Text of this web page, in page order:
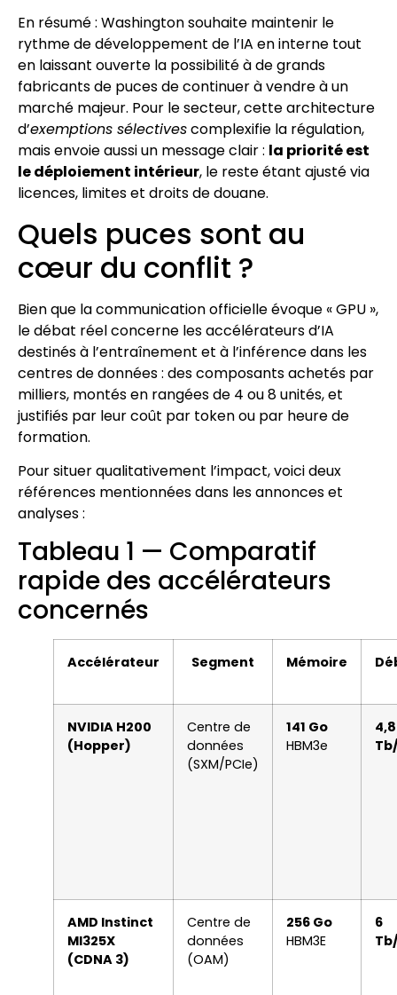
En résumé : Washington souhaite maintenir le
rythme de développement de l’IA en interne tout
en laissant ouverte la possibilité à de grands
fabricants de puces de continuer à vendre à un
marché majeur. Pour le secteur, cette architecture
d’exemptions sélectivescomplexifie la régulation,
mais envoie aussi un message clair : la priorité est
le déploiement intérieur, le reste étant ajusté via
licences, limites et droits de douane.
Quels puces sont au
cœur du conflit ?
Bien que la communication officielle évoque « GPU »,
le débat réel concerne les accélérateurs d’IA
destinés à l’entraînement et à l’inférence dans les
centres de données : des composants achetés par
milliers, montés en rangées de 4 ou 8 unités, et
justifiés par leur coût par token ou par heure de
formation.
Pour situer qualitativement l’impact, voici deux
références mentionnées dans les annonces et
analyses :
Tableau 1 — Comparatif
rapide des accélérateurs
concernés
Accélérateur Segment Mémoire
NVIDIA H200
(Hopper)
Centre de
données
(SXM/PCIe)
141 Go
HBM3e
4,8
AMD Instinct
MI325X
(CDNA 3)
Centre de
données
(OAM)
256 Go
HBM3E
6